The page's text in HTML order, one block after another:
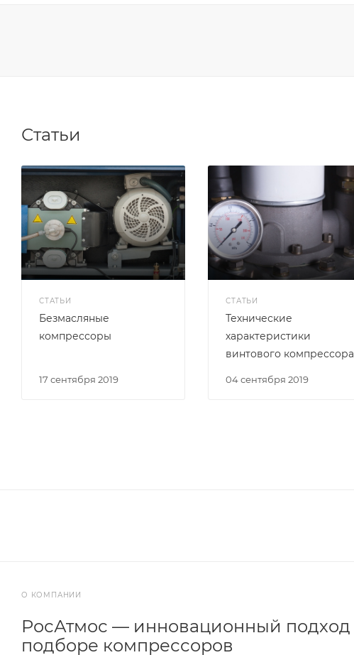
Статьи
СТАТЬИ
17 сентября 2019
Безмасляные
компрессоры
СТАТЬИ
04 сентября 2019
Технические
характеристики
винтового компрессора
О КОМПАНИИ
РосАтмос — инновационный подход
подборе компрессоров